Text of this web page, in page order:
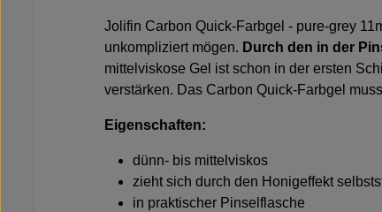
Jolifin Carbon Quick-Farbgel - pure-grey
unkompliziert mögen. Durch den in der
mittelviskose Gel ist schon in der ersten
verstärken. Das Carbon Quick-Farbgel
Eigenschaften:
dünn- bis mittelviskos
zieht sich durch den Honigeffekt
in praktischer Pinselflasche